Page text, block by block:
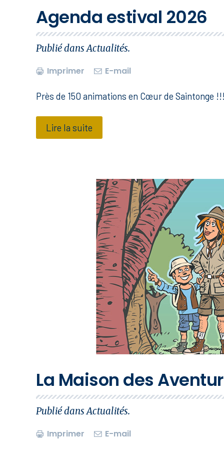
Agenda estival 2026
Publié dansActualités.
Imprimer
E-mail
Près de 150 animations en Cœur de Saintonge
Lire la suite
La Maison des
Publié dansActualités.
Imprimer
E-mail